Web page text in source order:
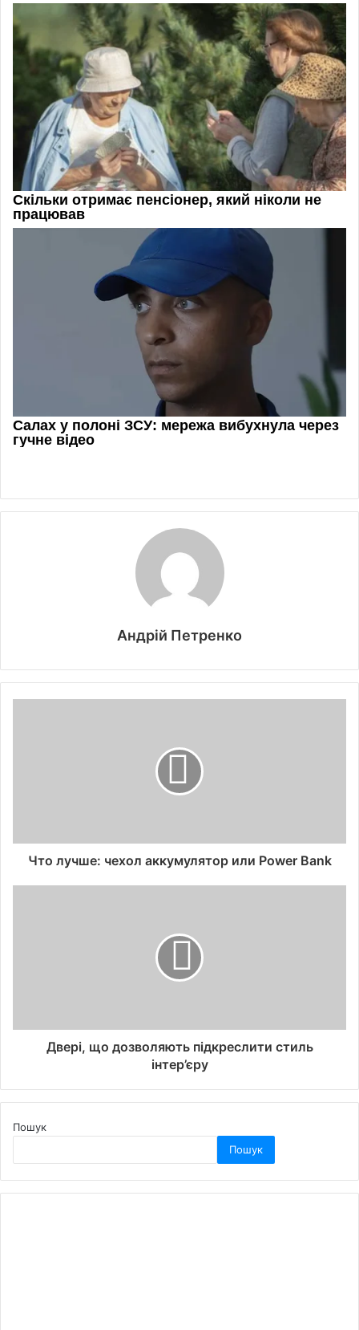
Андрій Петренко
Что лучше: чехол аккумулятор или Power Bank
Двері, що дозволяють підкреслити стиль
інтер’єру
Пошук
Пошук